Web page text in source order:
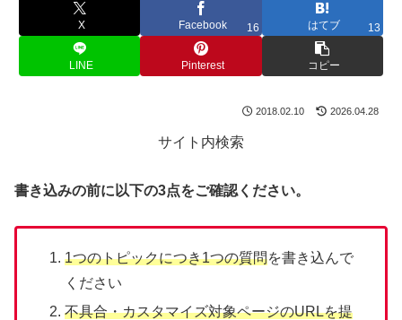
X Facebook 16 はてブ 13
LINE Pinterest コピー
2018.02.10 2026.04.28
サイト内検索
書き込みの前に以下の3点をご確認ください。
1つのトピックにつき1つの質問を書き込んで
ください
不具合・カスタマイズ対象ページのURLを提